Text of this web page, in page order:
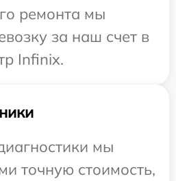
ремонта мы
за наш счет в
Infinix.
мы
точную стоимость,